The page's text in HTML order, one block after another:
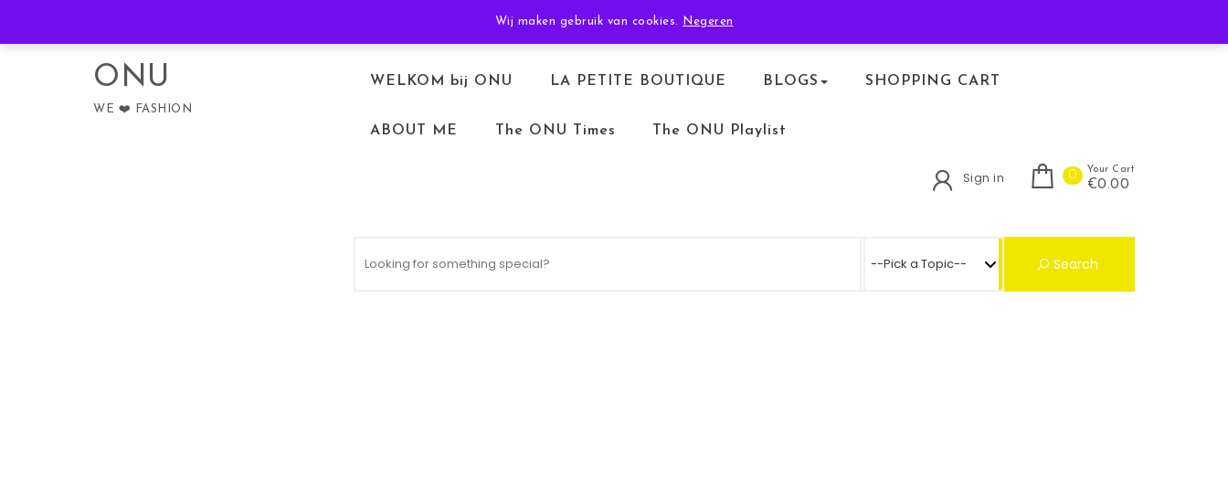
Wij maken gebruik van cookies. Negeren
TERUGBETALEN & RETOURNEREN ALGEMENE VOORWAARDEN
ONU
WE ❤️ FASHION
WELKOM bij ONU LA PETITE BOUTIQUE BLOGS SHOPPING CART
ABOUT ME The ONU Times The ONU Playlist
Sign in 0 Your Cart
€0.00
Search